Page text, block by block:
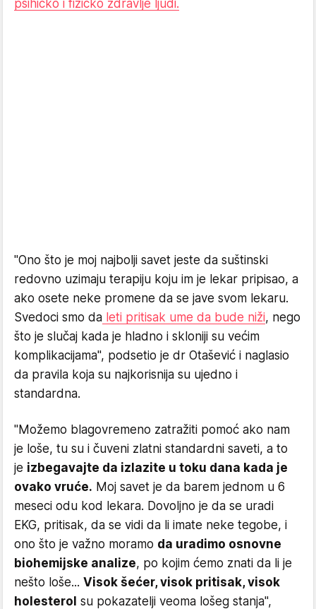
psihičko i fizičko zdravlje ljudi.
"Ono što je moj najbolji savet jeste da suštinski
redovno uzimaju terapiju koju im je lekar pripisao, a
ako osete neke promene da se jave svom lekaru.
Svedoci smo da leti pritisak ume da bude niži, nego
što je slučaj kada je hladno i skloniji su većim
komplikacijama", podsetio je dr Otašević i naglasio
da pravila koja su najkorisnija su ujedno i
standardna.
"Možemo blagovremeno zatražiti pomoć ako nam
je loše, tu su i čuveni zlatni standardni saveti, a to
je izbegavajte da izlazite u toku dana kada je
ovako vruće. Moj savet je da barem jednom u 6
meseci odu kod lekara. Dovoljno je da se uradi
EKG, pritisak, da se vidi da li imate neke tegobe, i
ono što je važno moramo da uradimo osnovne
biohemijske analize, po kojim ćemo znati da li je
nešto loše... Visok šećer, visok pritisak, visok
holesterol su pokazatelji veoma lošeg stanja",